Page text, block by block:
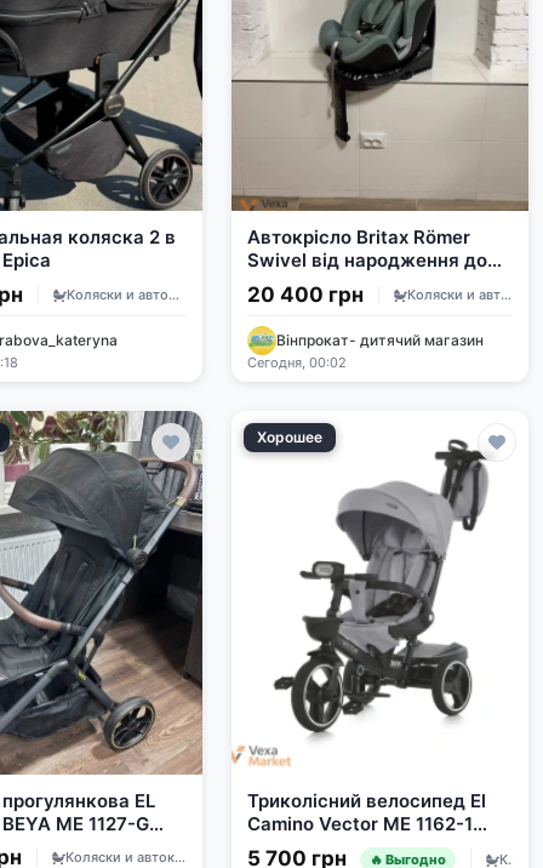
коляска 2 в
Коляски и автокресла
Автокрісло Britax Römer
Swivel від народження до
125 см
20 400 грн Коляски и автокресла
Вінпрокат- дитячий магазин
Сегодня, 00:02
EL
ME 1127-G
Коляски и автокресла
Хорошее
Триколісний велосипед El
Camino Vector ME 1162-1
Gray 2025
5 700 грн 🔥 Выгодно Коляски и автокресла